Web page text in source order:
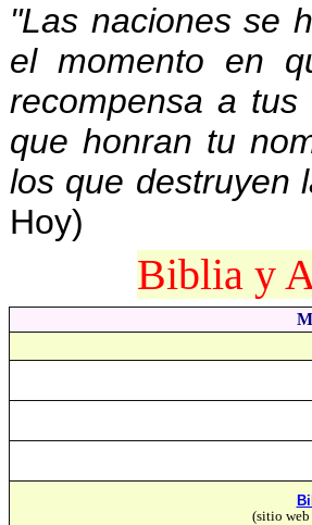
"Las naciones se
el momento en
recompensa a
que honran tu
los que destruyen
Hoy)
Biblia y
(sitio